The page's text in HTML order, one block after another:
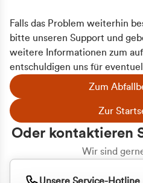
Falls das Problem weiterhin
bitte unseren Support und
weitere Informationen zum
entschuldigen uns für
Zum
Zur
Oder kontaktieren
Wir sind